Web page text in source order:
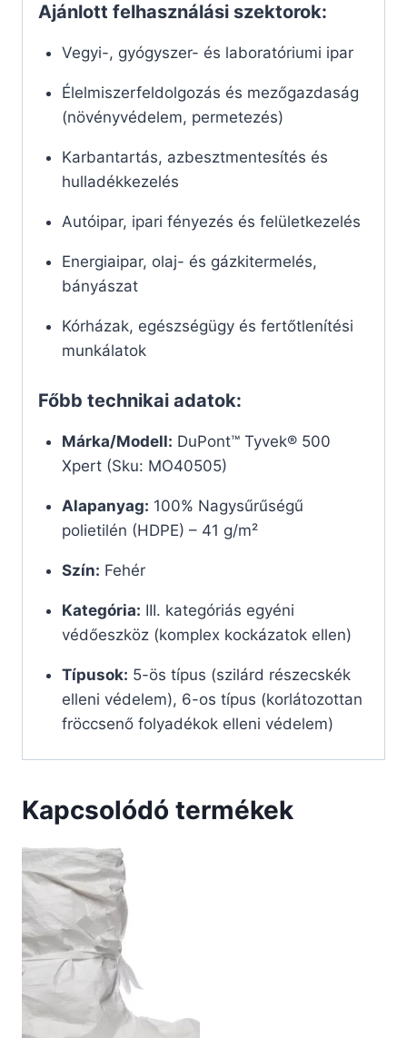
Ajánlott felhasználási szektorok:
Vegyi-, gyógyszer- és laboratóriumi ipar
Élelmiszerfeldolgozás és mezőgazdaság
(növényvédelem, permetezés)
Karbantartás, azbesztmentesítés és
hulladékkezelés
Autóipar, ipari fényezés és felületkezelés
Energiaipar, olaj- és gázkitermelés,
bányászat
Kórházak, egészségügy és fertőtlenítési
munkálatok
Főbb technikai adatok:
Márka/Modell: DuPont™ Tyvek® 500
Xpert (Sku: MO40505)
Alapanyag: 100% Nagysűrűségű
polietilén (HDPE) – 41 g/m²
Szín: Fehér
Kategória: III. kategóriás egyéni
védőeszköz (komplex kockázatok ellen)
Típusok: 5-ös típus (szilárd részecskék
elleni védelem), 6-os típus (korlátozottan
fröccsenő folyadékok elleni védelem)
Kapcsolódó termékek